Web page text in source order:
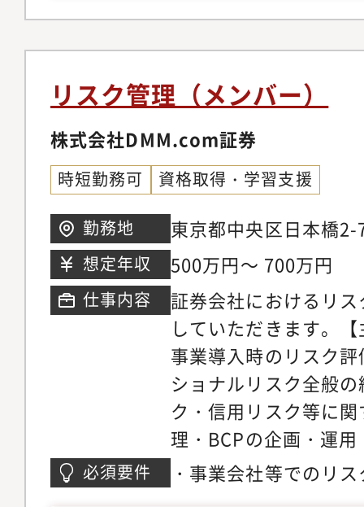
ルテーション対応・
ト業務全般
個人の独立性に関す
務・内部境界および
築・運用・コンプラ
向きの企画・実現・
タリングおよび業務
個人の独立性に関す
は、社会的にも注目
テーマであり、PwC
ド価値を支える基盤
からのメッセージ個
バー全員が独立性未
が、専門知識はやが
いただける環境が整
心ください。また、
グや業務効率化にも
り、DXや業務改善に
るフィールドも進ん
リスク管理（メンバー）
株式会社DMM.com証券
時短勤務可 資格取得・学習支援
勤務地
東京都中央区日本橋
10階
想定年収 500万円～ 700万円
仕事内容
証券会社におけるリ
していただきます。
事業導入時のリスク
ショナルリスク全般
ク・信用リスク等に
理・BCPの企画・運
マネジメント職1名、
必須要件 ・事業会社等でのリ